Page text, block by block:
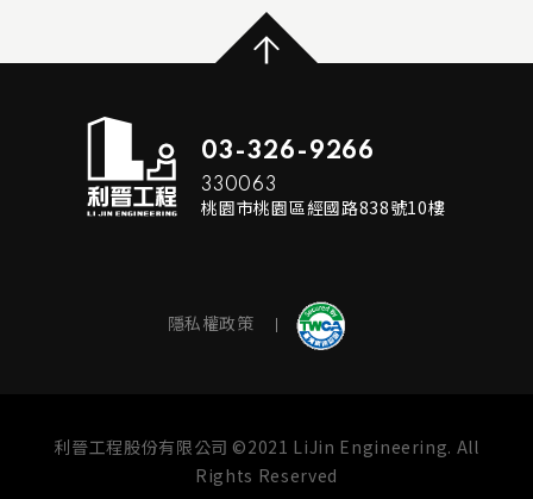
03-326-9266
330063
桃園市桃園區經國路838號10樓
隱私權政策
利晉工程股份有限公司 ©2021 LiJin Engineering. All
Rights Reserved